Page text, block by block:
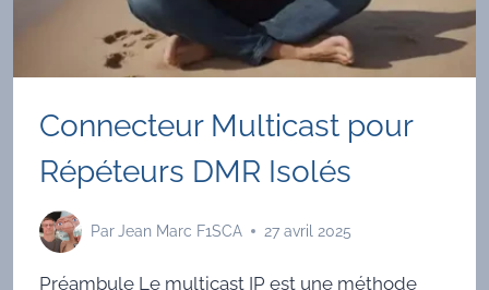
Connecteur Multicast pour
Répéteurs DMR Isolés
Par Jean Marc F1SCA 27 avril 2025
Préambule Le multicast IP est une méthode